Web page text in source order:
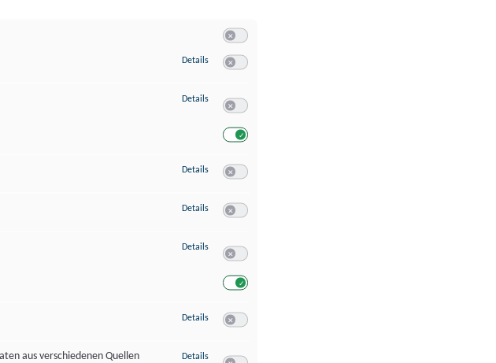
Details zu Speichern von oder Zugriff auf Informationen auf einem Endgerät
Details zu Verwendung reduzierter Daten zur Auswahl von Werbeanzeigen
Details zu Erstellung von Profilen für personalisierte Werbung
Details zu Verwendung von Profilen zur Auswahl personalisierter Werbung
Details zu Messung der Werbeleistung
Details zu Messung der Performance von Inhalten
aus verschiedenen Quellen
Details zu Analyse von Zielgruppen durch Statistiken oder Kombinationen von